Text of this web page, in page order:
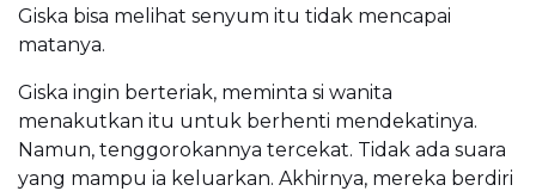
Giska bisa melihat senyum itu tidak mencapai
matanya.
Giska ingin berteriak, meminta si wanita
menakutkan itu untuk berhenti mendekatinya.
Namun, tenggorokannya tercekat. Tidak ada suara
yang mampu ia keluarkan. Akhirnya, mereka berdiri